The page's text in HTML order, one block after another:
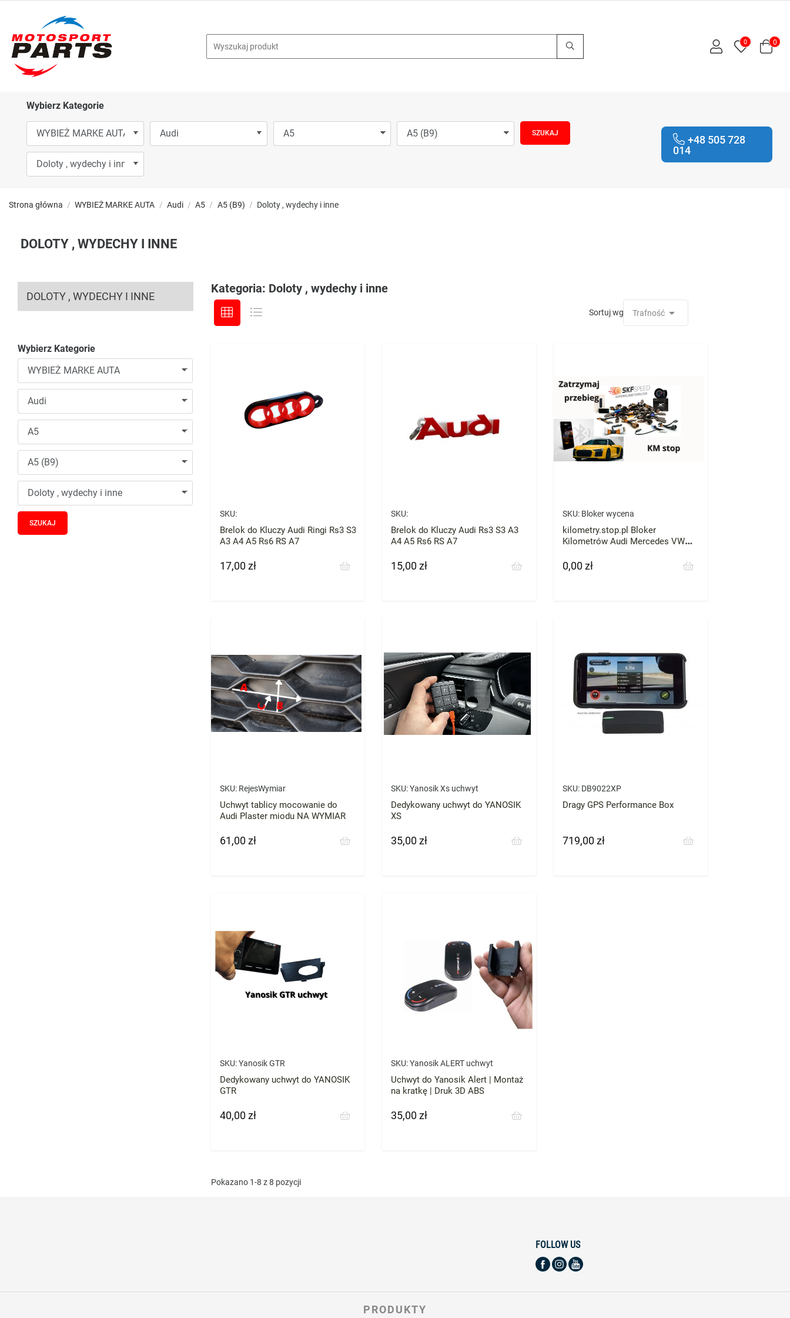
0 0
Wybierz Kategorie
+48 505 728
014
Strona główna WYBIEŻ MARKE AUTA Audi A5 A5 (B9) Doloty , wydechy i inne
DOLOTY , WYDECHY I INNE
DOLOTY , WYDECHY I INNE
Wybierz Kategorie
Kategoria: Doloty , wydechy i inne
Sortuj wg: Trafność
SKU:
Brelok do Kluczy Audi Ringi Rs3 S3
A3 A4 A5 Rs6 RS A7
Cena
17,00 zł
SKU:
Brelok do Kluczy Audi Rs3 S3 A3
A4 A5 Rs6 RS A7
Cena
15,00 zł
SKU: Bloker wycena
kilometry.stop.pl Bloker
Kilometrów Audi Mercedes VW
licznik przebieg
Cena
0,00 zł
SKU: RejesWymiar
Uchwyt tablicy mocowanie do
Audi Plaster miodu NA WYMIAR
Cena
61,00 zł
SKU: Yanosik Xs uchwyt
Dedykowany uchwyt do YANOSIK
XS
Cena
35,00 zł
SKU: DB9022XP
Dragy GPS Performance Box
Cena
719,00 zł
SKU: Yanosik GTR
Dedykowany uchwyt do YANOSIK
GTR
Cena
40,00 zł
SKU: Yanosik ALERT uchwyt
Uchwyt do Yanosik Alert | Montaż
na kratkę | Druk 3D ABS
Cena
35,00 zł
Pokazano 1-8 z 8 pozycji
FOLLOW US
PRODUKTY